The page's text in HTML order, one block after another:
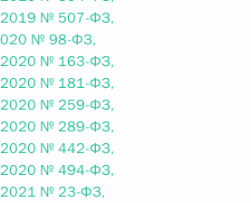
автономных учреждениях»
№ 507-ФЗ,
№ 98-ФЗ,
№ 163-ФЗ,
№ 181-ФЗ,
№ 259-ФЗ,
№ 289-ФЗ,
№ 442-ФЗ,
№ 494-ФЗ,
№ 23-ФЗ,